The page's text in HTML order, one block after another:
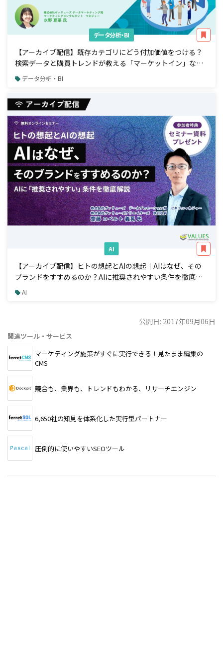
データ分析・BI
【アーカイブ配信】既存カテゴリにどう付加価値をつける？
検索データと購買トレンドが教える「マーケットイン」な商
品開発アプローチ
データ分析・BI
AI
【アーカイブ配信】ヒトの想起とAIの想起｜AIはなぜ、その
ブランドをすすめるのか？AIに推奨されやすい条件を徹底解
説 AI
公開日: 2017年09月06日
関連ツール・サービス
マーケティング施策がすぐに実行できる！見たまま編集の
CMS
競合も、業界も、トレンドもわかる、リサーチエンジン
6,650社の知見を体系化した実行型パートナー
圧倒的に使いやすいSEOツール